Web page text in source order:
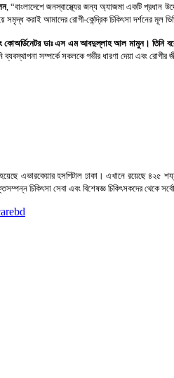
, “বাংলাদেশে জনস্বাস্থ্যের জন্য অ্যাজমা একটি প্রধান
করাই আমাদের রোগী-কেন্দ্রিক চিকিৎসা দর্শনের মূল
এবং কোঅর্ডিনেটর ডাঃ এস এম আবদুল্লাহ আল মামুন। তিনি
সম্পর্কে সকলকে গভীর ধারণা দেয়া এবং
এভারকেয়ার হসপিটাল ঢাকা। এখানে রয়েছে ৪২৫
চিকিৎসা সেবা এবং বিশেষজ্ঞ চিকিৎসকদের থেকে